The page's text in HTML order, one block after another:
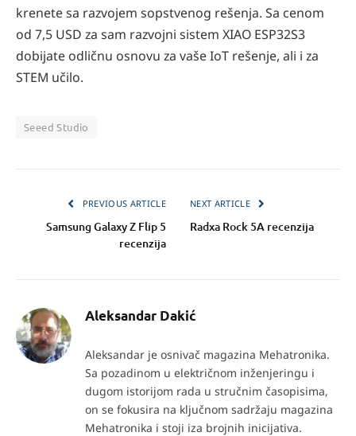
krenete sa razvojem sopstvenog rešenja. Sa cenom
od 7,5 USD za sam razvojni sistem XIAO ESP32S3
dobijate odličnu osnovu za vaše IoT rešenje, ali i za
STEM učilo.
Seeed Studio
PREVIOUS ARTICLE
Samsung Galaxy Z Flip 5
recenzija
NEXT ARTICLE
Radxa Rock 5A recenzija
Aleksandar Dakić
Aleksandar je osnivač magazina Mehatronika.
Sa pozadinom u električnom inženjeringu i
dugom istorijom rada u stručnim časopisima,
on se fokusira na ključnom sadržaju magazina
Mehatronika i stoji iza brojnih inicijativa.